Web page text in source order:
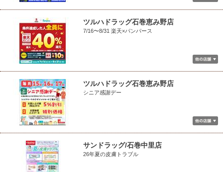
ツルハドラッグ石巻恵み野店
7/16〜8/31 楽天×パンパース
ツルハドラッグ石巻恵み野店
シニア感謝デー
サンドラッグ/石巻中里店
26年夏の皮膚トラブル